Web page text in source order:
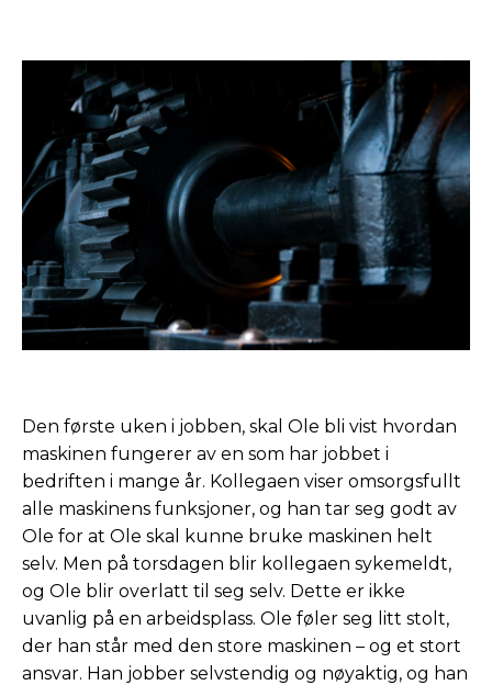
Den første uken i jobben, skal Ole bli vist hvordan
maskinen fungerer av en som har jobbet i
bedriften i mange år. Kollegaen viser omsorgsfullt
alle maskinens funksjoner, og han tar seg godt av
Ole for at Ole skal kunne bruke maskinen helt
selv. Men på torsdagen blir kollegaen sykemeldt,
og Ole blir overlatt til seg selv. Dette er ikke
uvanlig på en arbeidsplass. Ole føler seg litt stolt,
der han står med den store maskinen – og et stort
ansvar. Han jobber selvstendig og nøyaktig, og han